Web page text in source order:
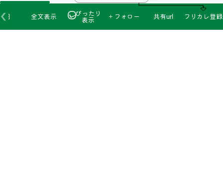
フリカレ登録
共有url
＋フォロー
ぴったり
表示
全文表示
日